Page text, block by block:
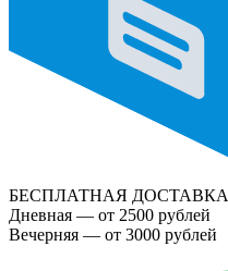
БЕСПЛАТНАЯ ДОСТАВКА
Дневная — от 2500 рублей
Вечерняя — от 3000 рублей